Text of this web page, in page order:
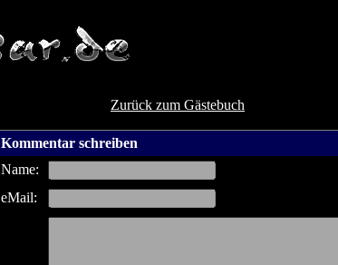
Zurück zum Gästebuch
Kommentar schreiben
Name:
eMail: